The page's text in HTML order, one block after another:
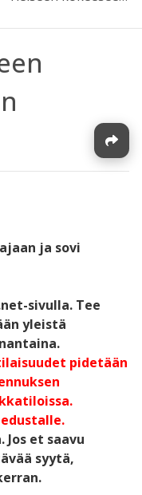
ja sovi
sivulla. Tee
yleistä
.
pidetään
et saavu
syytä,